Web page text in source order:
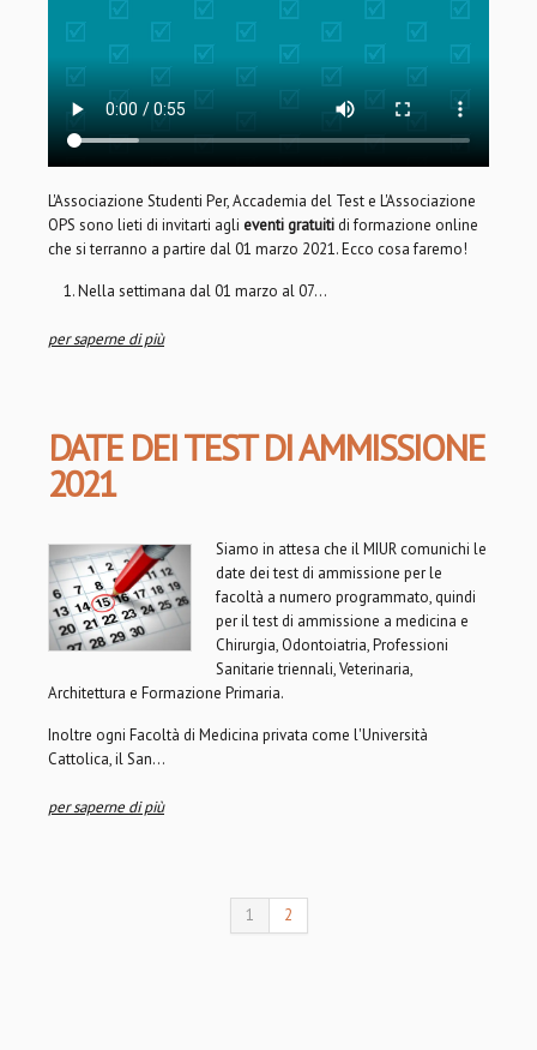
L'Associazione Studenti Per, Accademia del Test e L'Associazione
OPS sono lieti di invitarti agli eventi gratuiti di formazione online
che si terranno a partire dal 01 marzo 2021. Ecco cosa faremo!
Nella settimana dal 01 marzo al 07...
per saperne di più
DATE DEI TEST DI AMMISSIONE
2021
Siamo in attesa che il MIUR comunichi le
date dei test di ammissione per le
facoltà a numero programmato, quindi
per il test di ammissione a medicina e
Chirurgia, Odontoiatria, Professioni
Sanitarie triennali, Veterinaria,
Architettura e Formazione Primaria.
Inoltre ogni Facoltà di Medicina privata come l'Università
Cattolica, il San...
per saperne di più
1 2